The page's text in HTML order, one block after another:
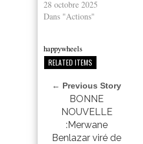
28 octobre 2025
Dans "Actions"
happywheels
RELATED ITEMS
← Previous Story
BONNE
NOUVELLE
:Merwane
Benlazar viré de